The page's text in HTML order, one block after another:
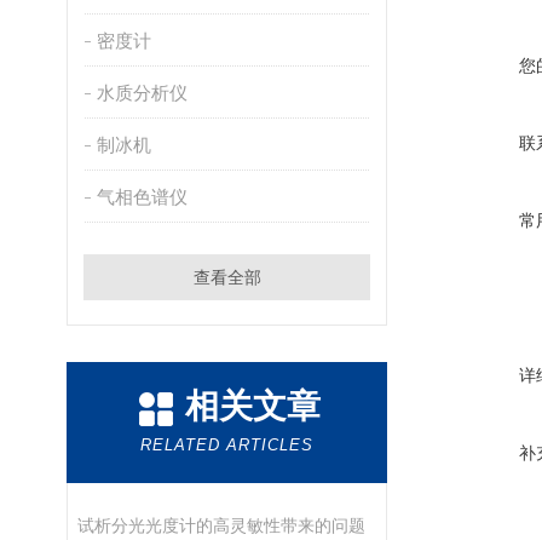
密度计
水质分析仪
制冰机
气相色谱仪
查看全部
相关文章
RELATED ARTICLES
试析分光光度计的高灵敏性带来的问题
您
联
常
详
补